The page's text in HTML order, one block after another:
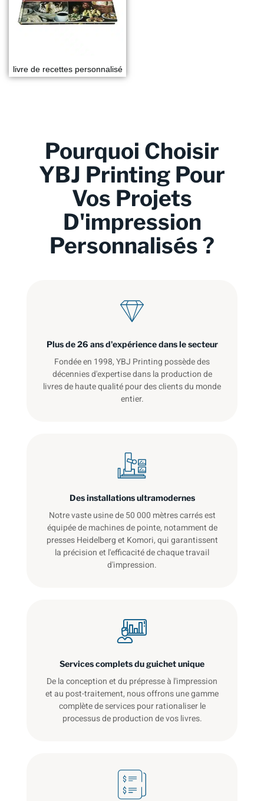
livre de recettes personnalisé
Pourquoi Choisir
YBJ Printing Pour
Vos Projets
D'impression
Personnalisés ?
Plus de 26 ans d'expérience dans le secteur
Fondée en 1998, YBJ Printing possède des
décennies d'expertise dans la production de
livres de haute qualité pour des clients du monde
entier.
Des installations ultramodernes
Notre vaste usine de 50 000 mètres carrés est
équipée de machines de pointe, notamment de
presses Heidelberg et Komori, qui garantissent
la précision et l'efficacité de chaque travail
d'impression.
Services complets du guichet unique
De la conception et du prépresse à l'impression
et au post-traitement, nous offrons une gamme
complète de services pour rationaliser le
processus de production de vos livres.